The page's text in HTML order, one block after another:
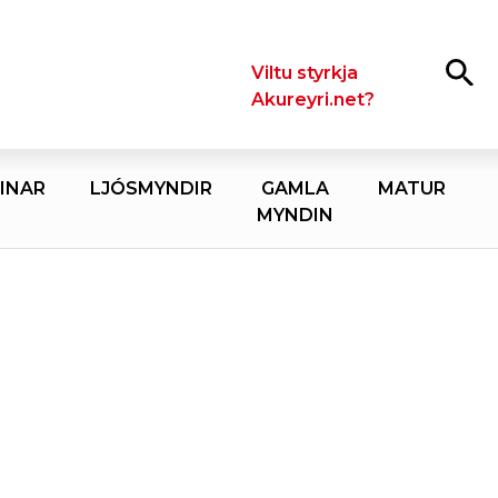
LeitaViltu styrkja
Akureyri.net?
LJÓSMYNDIR
GAMLA
MYNDIN
MATUR